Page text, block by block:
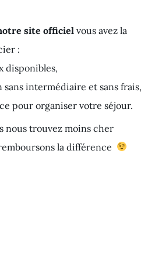
site officiel vous avez la
:
disponibles,
sans intermédiaire et sans frais,
pour organiser votre séjour.
nous trouvez moins cher
la différence